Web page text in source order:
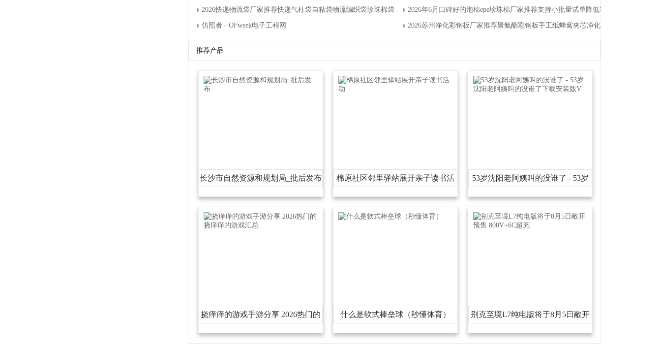
2026快递物流袋厂家推荐快递气柱袋自粘袋物流编织袋珍珠棉袋厂家优选指南！2026年6月口碑好的泡棉epe珍珠棉厂家推荐支持小批量试单降低客户采购风险
仿照者-OFweek电子工程网 2026苏州净化彩钢板厂家推荐聚氨酯彩钢板手工纸蜂窝夹芯净化板阻燃硅岩夹芯厂
推荐产品
长沙市自然资源和规划局_批后发布
棉原社区邻里驿站展开亲子读书活
53岁沈阳老阿姨叫的没谁了-53岁
V
挠痒痒的游戏手游分享2026热门的
什么是软式棒垒球（秒懂体育）
别克至境L7纯电版将于8月5日敞开